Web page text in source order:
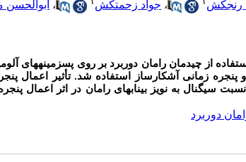
رنجکش ، جواد زحمتکش ،
30 متر با استفاده از چیدمان رامان دوربرد بر روی
زمانی آشکارساز استفاده شد. تأثیر اعمال
سیگنال به نویز بیناب­های رامان در اثر اعمال
دوربرد